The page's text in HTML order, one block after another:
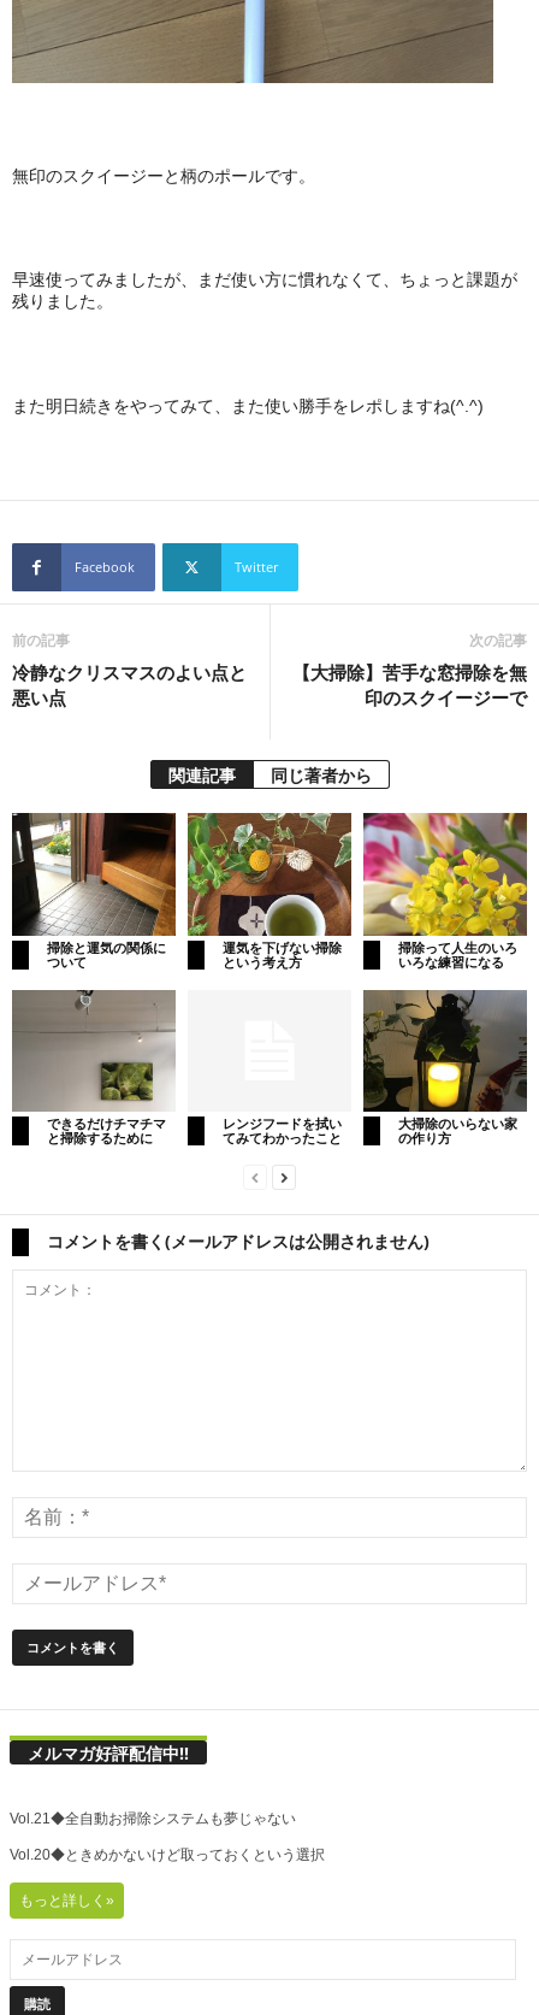
無印のスクイージーと柄のポールです。
早速使ってみましたが、まだ使い方に慣れなくて、ちょっと課題が
残りました。
また明日続きをやってみて、また使い勝手をレポしますね(^.^)
Facebook Twitter
前の記事
冷静なクリスマスのよい点と
悪い点
次の記事
【大掃除】苦手な窓掃除を無
印のスクイージーで
関連記事 同じ著者から
掃除と運気の関係に
ついて
運気を下げない掃除
という考え方
掃除って人生のいろ
いろな練習になる
できるだけチマチマ
と掃除するために
レンジフードを拭い
てみてわかったこと
大掃除のいらない家
の作り方
コメントを書く(メールアドレスは公開されません)
メルマガ好評配信中!!
Vol.21◆全自動お掃除システムも夢じゃない
Vol.20◆ときめかないけど取っておくという選択
もっと詳しく»